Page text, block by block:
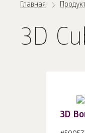
Главная
3D
3D